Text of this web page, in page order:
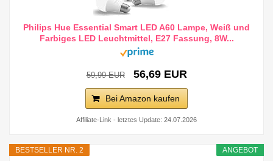
Philips Hue Essential Smart LED A60 Lampe, Weiß und
Farbiges LED Leuchtmittel, E27 Fassung, 8W...
59,99 EUR 56,69 EUR
Bei Amazon kaufen
Affiliate-Link - letztes Update: 24.07.2026
ANGEBOT
BESTSELLER NR. 2